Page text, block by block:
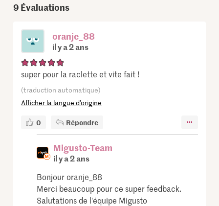
9 Évaluations
oranje_88
il y a 2 ans
super pour la raclette et vite fait !
(traduction automatique)
Afficher la langue d’origine
0 Répondre
Migusto-Team
il y a 2 ans
Bonjour oranje_88
Merci beaucoup pour ce super feedback.
Salutations de l'équipe Migusto